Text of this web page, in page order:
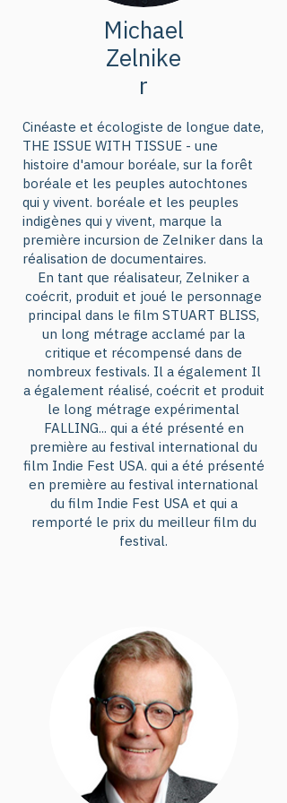
en plus d’être un véritable puits
de carbone, elle abrite 70% des
communautés autochtones.
Venez assister au visionnage
d’une partie du film documentaire
de “The Issue with Tissue - a
boreal love story” réalisé par
Michael Zelniker, qui sera
présent pour cette occasion suivi
d’une discussion avec des acteurs
québécois de la gestion et
protection des forêts.
Michael
Zelnike
r
Cinéaste et écologiste de longue date,
THE ISSUE WITH TISSUE - une
histoire d'amour boréale, sur la forêt
boréale et les peuples autochtones
qui y vivent. boréale et les peuples
indigènes qui y vivent, marque la
première incursion de Zelniker dans la
réalisation de documentaires.
En tant que réalisateur, Zelniker a
coécrit, produit et joué le personnage
principal dans le film STUART BLISS,
un long métrage acclamé par la
critique et récompensé dans de
nombreux festivals. Il a également Il
a également réalisé, coécrit et produit
le long métrage expérimental
FALLING... qui a été présenté en
première au festival international du
film Indie Fest USA. qui a été présenté
en première au festival international
du film Indie Fest USA et qui a
remporté le prix du meilleur film du
festival.